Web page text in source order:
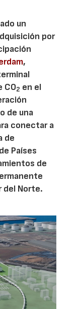
un
por
,
CO2 en el
de una
conectar a
de
Países
de
del Norte.